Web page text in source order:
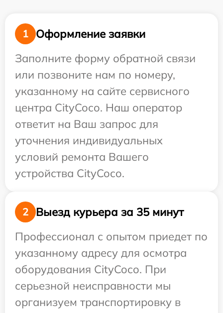
1
Оформление заявки
Заполните форму обратной связи
или позвоните нам по номеру,
указанному на сайте сервисного
центра CityCoco. Наш оператор
ответит на Ваш запрос для
уточнения индивидуальных
условий ремонта Вашего
устройства CityCoco.
2
Выезд курьера за 35 минут
Профессионал с опытом приедет по
указанному адресу для осмотра
оборудования CityCoco. При
серьезной неисправности мы
организуем транспортировку в